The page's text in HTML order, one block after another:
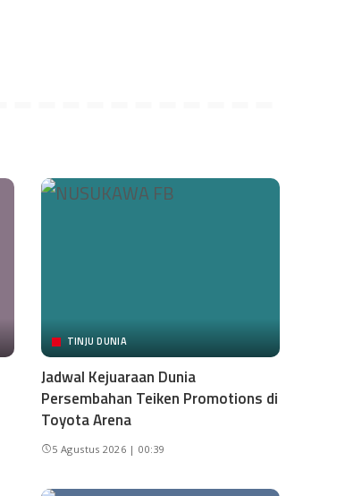
TINJU DUNIA
Jadwal Kejuaraan Dunia
Persembahan Teiken Promotions di
Toyota Arena
5 Agustus 2026 | 00:39